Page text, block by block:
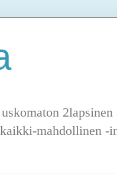
mahdollinen